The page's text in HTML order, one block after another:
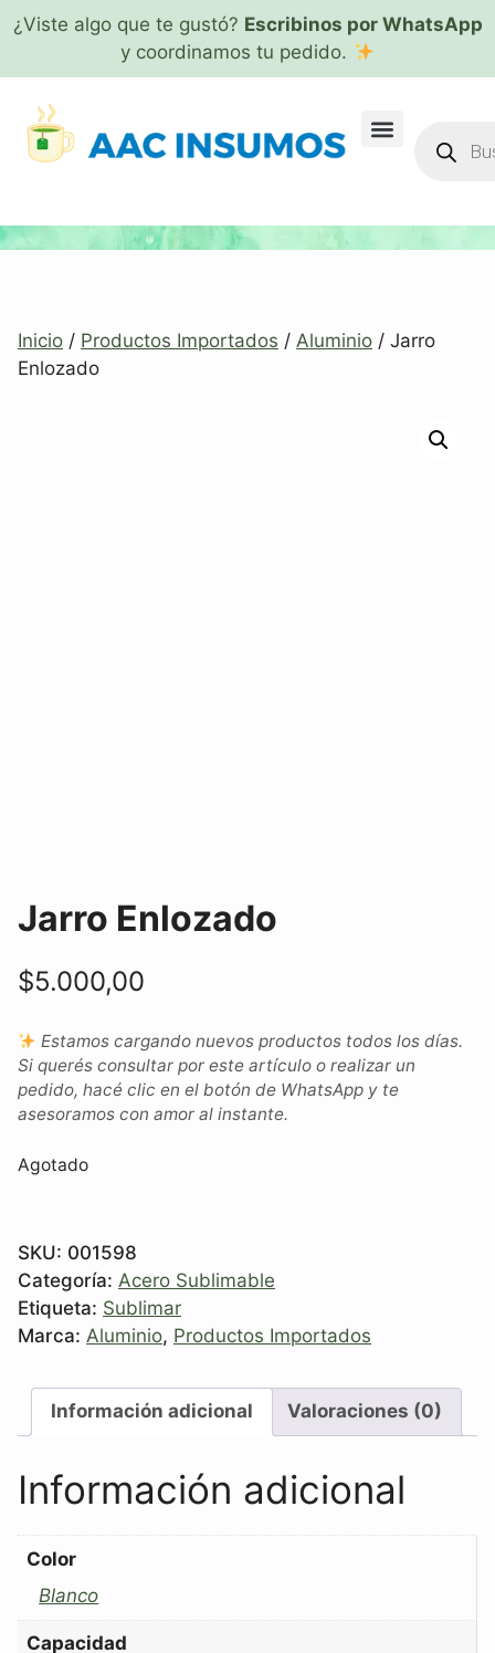
¿Viste algo que te gustó? Escribinos por WhatsApp
y coordinamos tu pedido.
Inicio / Productos Importados / Aluminio / Jarro
Enlozado
Jarro Enlozado
$5.000,00
Estamos cargando nuevos productos todos los días.
Si querés consultar por este artículo o realizar un
pedido, hacé clic en el botón de WhatsApp y te
asesoramos con amor al instante.
Agotado
SKU: 001598
Categoría: Acero Sublimable
Etiqueta: Sublimar
Marca: Aluminio, Productos Importados
Información adicional Valoraciones (0)
Información adicional
Color
Blanco
Capacidad